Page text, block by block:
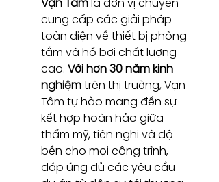
Vạn Tâmlà đơn vị chuyên
cung cấp các giải pháp
toàn diện về thiết bị phòng
tắm và hồ bơi chất lượng
cao. Với hơn 30 năm kinh
nghiệmtrên thị trường, Vạn
Tâm tự hào mang đến sự
kết hợp hoàn hảo giữa
thẩm mỹ, tiện nghi và độ
bền cho mọi công trình,
đáp ứng đủ các yêu cầu